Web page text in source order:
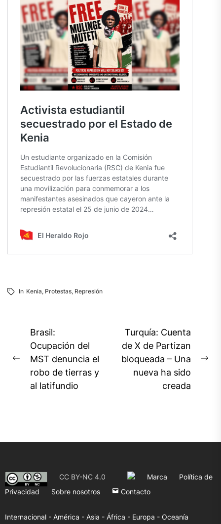
In Kenia, Protestas, Represión
Navegación
entradas
Previous
post:
Brasil:
Ocupación del
MST denuncia el
robo de tierras y
al latifundio
Turquía: Cuenta
de X de Partizan
bloqueada – Una
nueva ha sido
creada
CC BY-NC 4.0 Marca
Política de
Privacidad
Sobre nosotros Contacto
Internacional - América - Asia - África - Europa - Oceanía